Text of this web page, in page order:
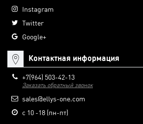
Instagram
Twitter
Google+
Контактная информация
+7(964) 503-42-13
Заказать обратный звонок
sales@ellys-one.com
с 10 -18 (пн-пт)